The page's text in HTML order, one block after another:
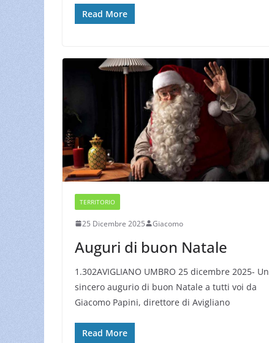
Read More
TERRITORIO
25 Dicembre 2025 Giacomo
Auguri di buon Natale
1.302AVIGLIANO UMBRO 25 dicembre 2025- Un
sincero augurio di buon Natale a tutti voi da
Giacomo Papini, direttore di Avigliano
Read More